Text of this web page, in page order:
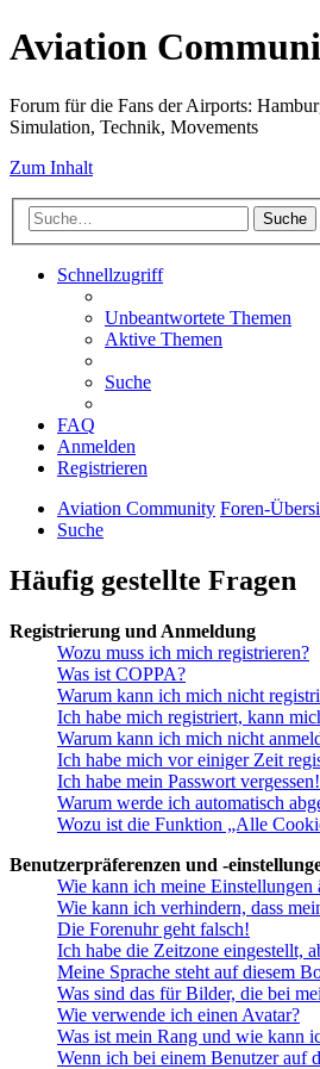
Aviation
Forum für die Fans der Airports:
Simulation, Technik, Movements
Zum Inhalt
Suche
Schnellzugriff
Unbeantwortete Themen
Aktive Themen
Suche
FAQ
Anmelden
Registrieren
Aviation Community Foren-
Suche
Häufig gestellte Fragen
Registrierung und Anmeldung
Wozu muss ich mich registrieren?
Was ist COPPA?
Warum kann ich mich nicht
Ich habe mich registriert, kann
Warum kann ich mich nicht
Ich habe mich vor einiger Zeit
Ich habe mein Passwort vergessen!
Warum werde ich automatisch
Wozu ist die Funktion „Alle
Benutzerpräferenzen und -
Wie kann ich meine Einstellungen
Wie kann ich verhindern, dass
Die Forenuhr geht falsch!
Ich habe die Zeitzone eingestellt,
Meine Sprache steht auf diesem
Was sind das für Bilder, die bei
Wie verwende ich einen Avatar?
Was ist mein Rang und wie kann
Wenn ich bei einem Benutzer auf